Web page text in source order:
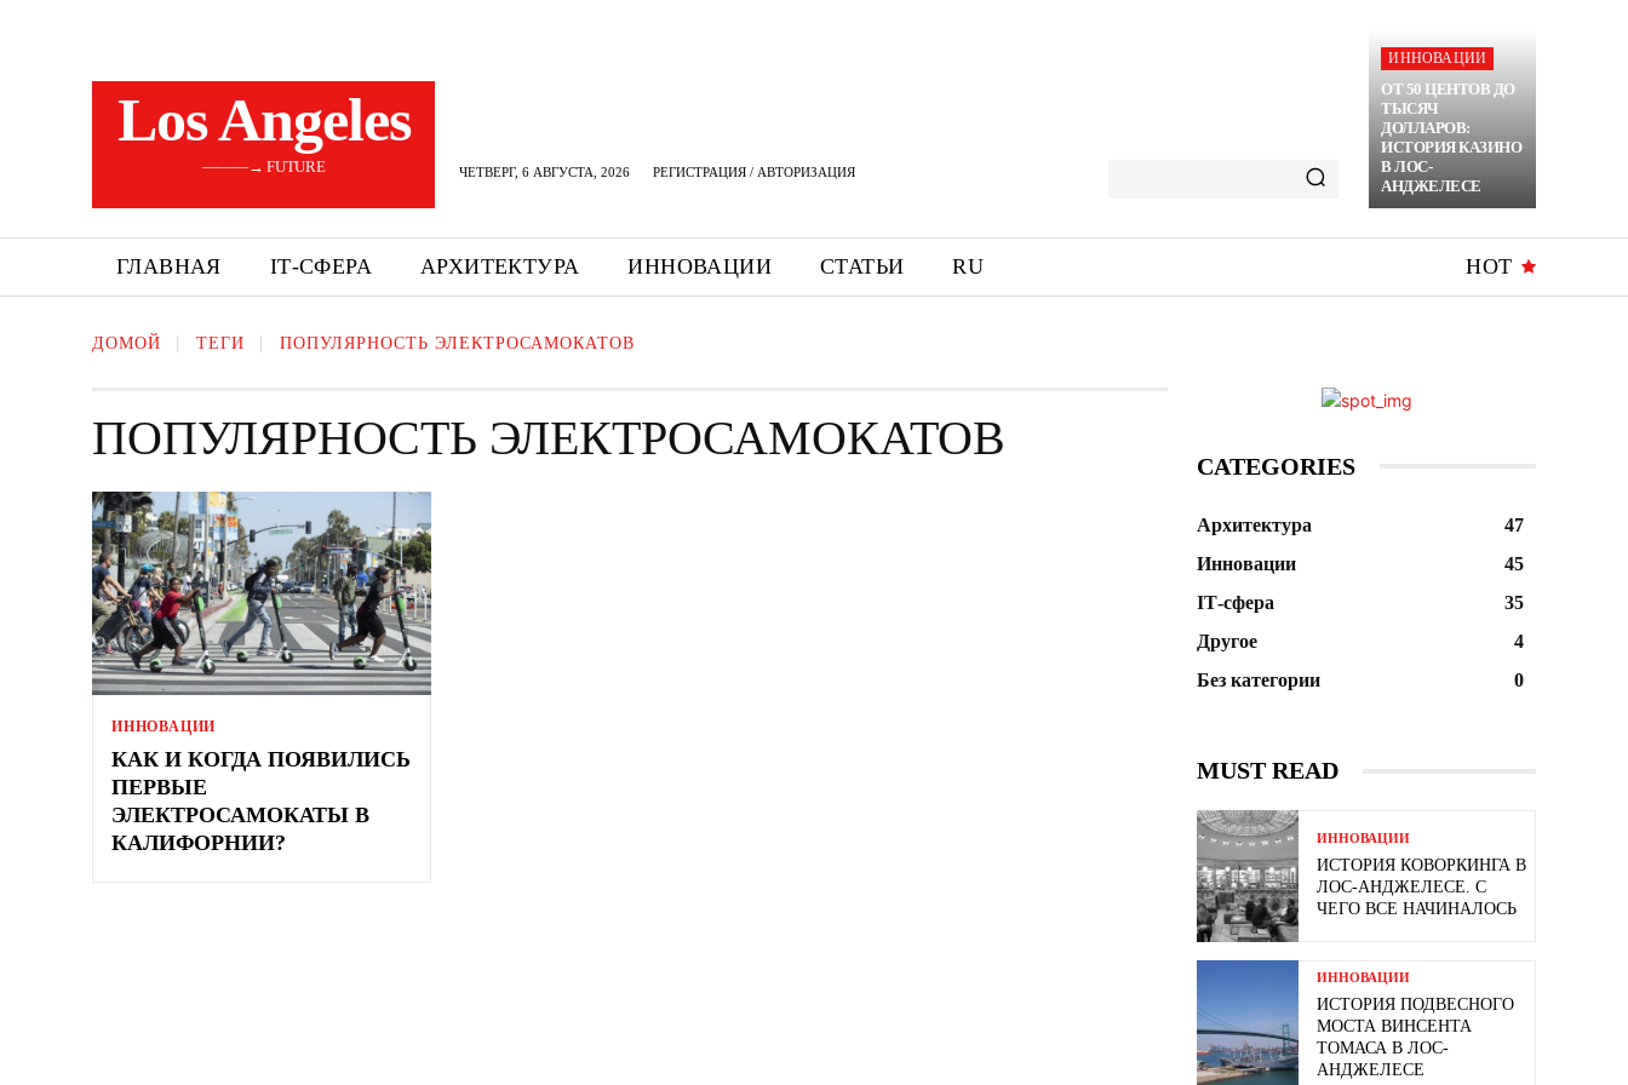
Los Angeles
———→ FUTURE ЧЕТВЕРГ, 6 АВГУСТА, 2026 РЕГИСТРАЦИЯ / АВТОРИЗАЦИЯ
ИННОВАЦИИ
ОТ 50 ЦЕНТОВ ДО
ТЫСЯЧ
ДОЛЛАРОВ:
ИСТОРИЯ КАЗИНО
В ЛОС-
АНДЖЕЛЕСЕ
ГЛАВНАЯ ІТ-СФЕРА АРХИТЕКТУРА ИННОВАЦИИ СТАТЬИ RU HOT
ДОМОЙ ТЕГИ ПОПУЛЯРНОСТЬ ЭЛЕКТРОСАМОКАТОВ
ПОПУЛЯРНОСТЬ ЭЛЕКТРОСАМОКАТОВ
ИННОВАЦИИ
КАК И КОГДА ПОЯВИЛИСЬ
ПЕРВЫЕ
ЭЛЕКТРОСАМОКАТЫ В
КАЛИФОРНИИ?
CATEGORIES
Архитектура
47
Инновации
45
ІТ-сфера
35
Другое
4
Без категории
0
MUST READ
ИННОВАЦИИ
ИСТОРИЯ КОВОРКИНГА В
ЛОС-АНДЖЕЛЕСЕ. С
ЧЕГО ВСЕ НАЧИНАЛОСЬ
ИННОВАЦИИ
ИСТОРИЯ ПОДВЕСНОГО
МОСТА ВИНСЕНТА
ТОМАСА В ЛОС-
АНДЖЕЛЕСЕ